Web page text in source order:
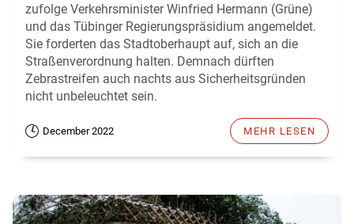
zufolge Verkehrsminister Winfried Hermann (Grüne)
und das Tübinger Regierungspräsidium angemeldet.
Sie forderten das Stadtoberhaupt auf, sich an die
Straßenverordnung halten. Demnach dürften
Zebrastreifen auch nachts aus Sicherheitsgründen
nicht unbeleuchtet sein.
December 2022 MEHR LESEN